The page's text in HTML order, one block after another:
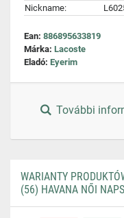
Nickname:
Ean: 886895633819
Márka: Lacoste
Eladó: Eyerim
További
WARIANTY
(56) HAVANA NŐI